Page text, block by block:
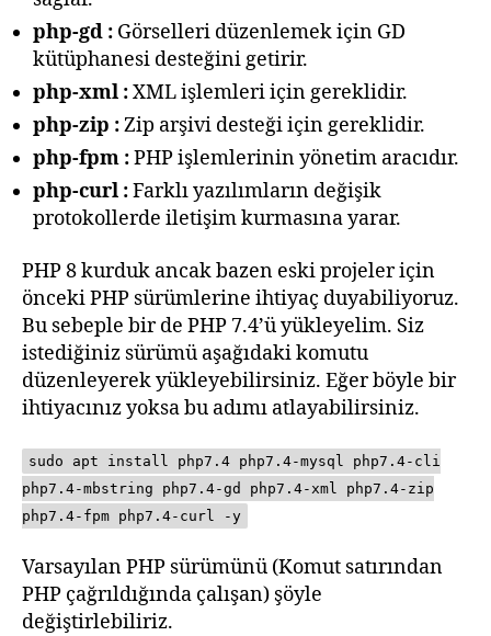
php-gd : Görselleri düzenlemek için GD
kütüphanesi desteğini getirir.
php-xml :XML işlemleri için gereklidir.
php-zip :Zip arşivi desteği için gereklidir.
php-fpm :PHP işlemlerinin yönetim aracıdır.
php-curl :Farklı yazılımların değişik
protokollerde iletişim kurmasına yarar.
PHP 8 kurduk ancak bazen eski projeler için
önceki PHP sürümlerine ihtiyaç duyabiliyoruz.
Bu sebeple bir de PHP 7.4’ü yükleyelim. Siz
istediğiniz sürümü aşağıdaki komutu
düzenleyerek yükleyebilirsiniz. Eğer böyle bir
ihtiyacınız yoksa bu adımı atlayabilirsiniz.
sudo apt install php7.4 php7.4-mysql php7.4-cli
php7.4-mbstring php7.4-gd php7.4-xml php7.4-zip
php7.4-fpm php7.4-curl -y
Varsayılan PHP sürümünü (Komut satırından
PHP çağrıldığında çalışan) şöyle
değiştirlebiliriz.